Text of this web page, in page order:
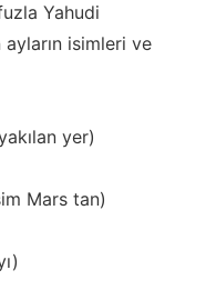
Yahudi
isimleri ve
yer)
Mars tan)